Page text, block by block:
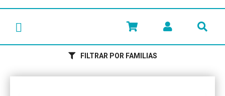
FILTRAR POR FAMILIAS